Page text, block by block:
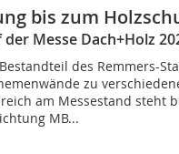
bis zum
Messe Dach+Holz
des Remmers-
zu
am Messestand steht
MB...